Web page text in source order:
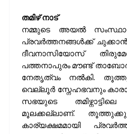
തമിഴ് നാട്
നമ്മുടെ അയല്‍
പ്രവര്‍ത്തനങ്ങള്‍ക്ക് ചുക്കാന്‍
ദീവനാസിയോസ്
പത്തനാപുരം മൗണ്ട്
നേതൃത്വം നല്‍കി.
വെല്ലൂര്‍ സ്നേഹഭവനും
സഭയുടെ
മൂലക്കല്ലാണ്.
കാര്യക്ഷമമായി